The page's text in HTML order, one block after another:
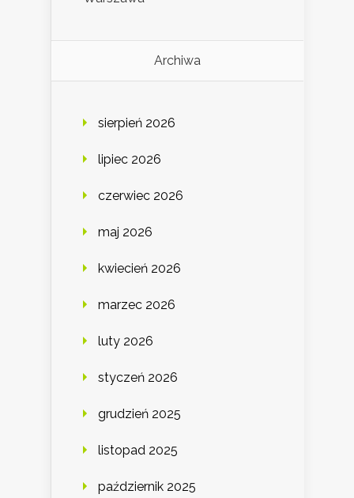
Archiwa
sierpień 2026
lipiec 2026
czerwiec 2026
maj 2026
kwiecień 2026
marzec 2026
luty 2026
styczeń 2026
grudzień 2025
listopad 2025
październik 2025